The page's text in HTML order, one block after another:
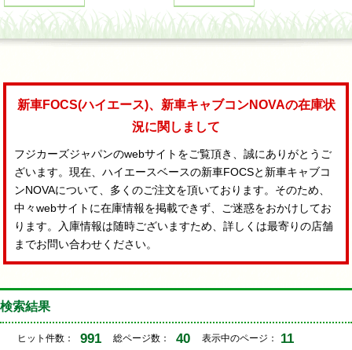
新車FOCS(ハイエース)、新車キャブコンNOVAの在庫状
況に関しまして
フジカーズジャパンのwebサイトをご覧頂き、誠にありがとうご
ざいます。現在、ハイエースベースの新車FOCSと新車キャブコ
ンNOVAについて、多くのご注文を頂いております。そのため、
中々webサイトに在庫情報を掲載できず、ご迷惑をおかけしてお
ります。入庫情報は随時ございますため、詳しくは最寄りの店舗
までお問い合わせください。
検索結果
ヒット件数： 991 総ページ数： 40 表示中のページ： 11